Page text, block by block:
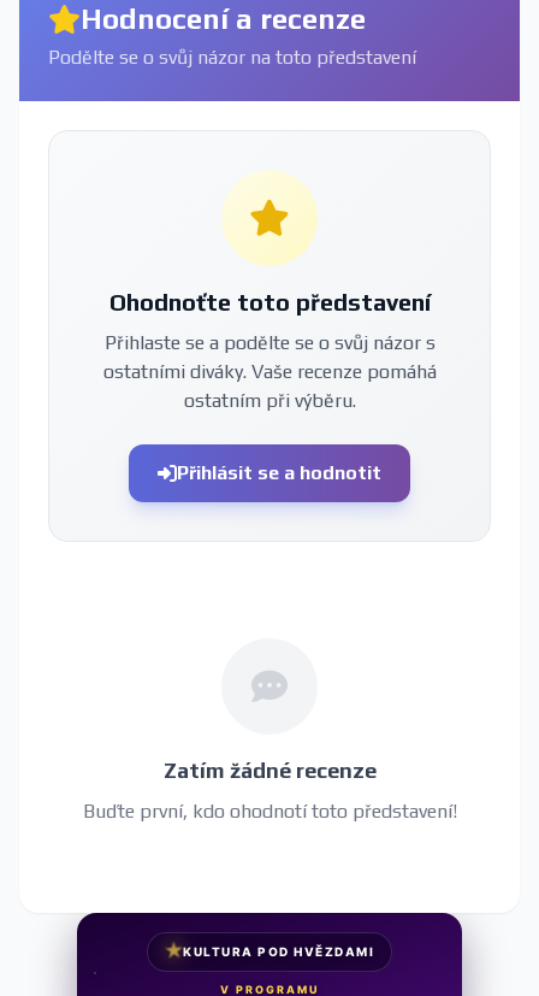
Hodnocení a recenze
Podělte se o svůj názor na toto představení
Ohodnoťte toto představení
Přihlaste se a podělte se o svůj názor s
ostatními diváky. Vaše recenze pomáhá
ostatním při výběru.
Přihlásit se a hodnotit
Zatím žádné recenze
Buďte první, kdo ohodnotí toto představení!
★KULTURA POD HVĚZDAMI
V PROGRAMU